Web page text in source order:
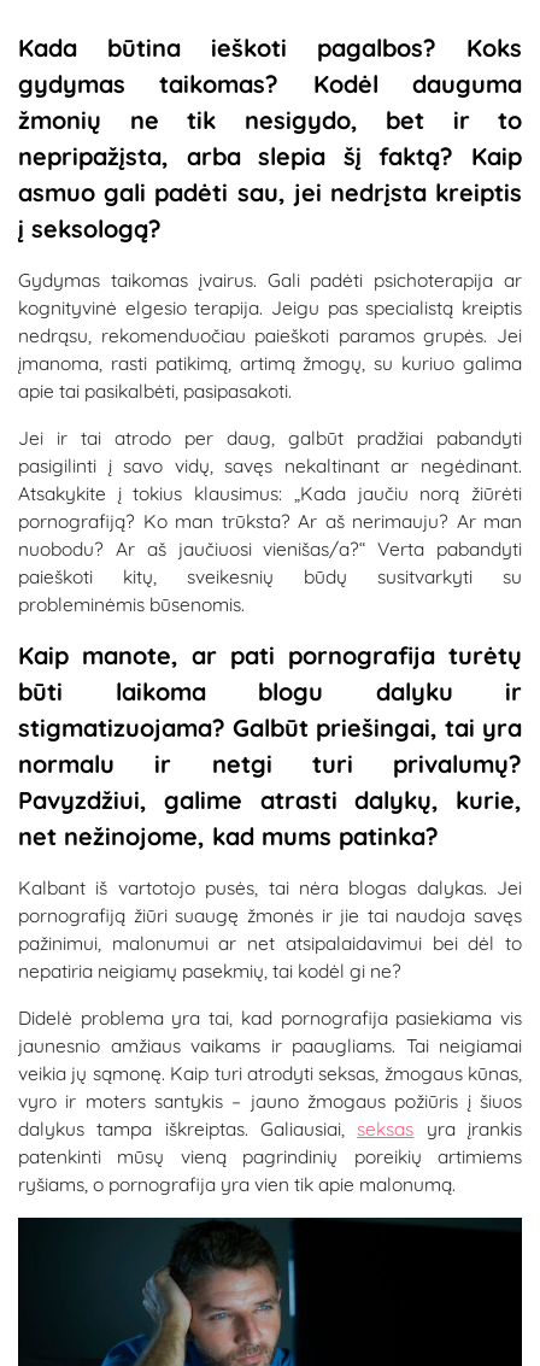
Kada būtina ieškoti pagalbos? Koks
gydymas taikomas? Kodėl dauguma
žmonių ne tik nesigydo, bet ir to
nepripažįsta, arba slepia šį faktą? Kaip
asmuo gali padėti sau, jei nedrįsta kreiptis
į seksologą?
Gydymas taikomas įvairus. Gali padėti psichoterapija ar
kognityvinė elgesio terapija. Jeigu pas specialistą kreiptis
nedrąsu, rekomenduočiau paieškoti paramos grupės. Jei
įmanoma, rasti patikimą, artimą žmogų, su kuriuo galima
apie tai pasikalbėti, pasipasakoti.
Jei ir tai atrodo per daug, galbūt pradžiai pabandyti
pasigilinti į savo vidų, savęs nekaltinant ar negėdinant.
Atsakykite į tokius klausimus: „Kada jaučiu norą žiūrėti
pornografiją? Ko man trūksta? Ar aš nerimauju? Ar man
nuobodu? Ar aš jaučiuosi vienišas/a?“ Verta pabandyti
paieškoti kitų, sveikesnių būdų susitvarkyti su
probleminėmis būsenomis.
Kaip manote, ar pati pornografija turėtų
būti laikoma blogu dalyku ir
stigmatizuojama? Galbūt priešingai, tai yra
normalu ir netgi turi privalumų?
Pavyzdžiui, galime atrasti dalykų, kurie,
net nežinojome, kad mums patinka?
Kalbant iš vartotojo pusės, tai nėra blogas dalykas. Jei
pornografiją žiūri suaugę žmonės ir jie tai naudoja savęs
pažinimui, malonumui ar net atsipalaidavimui bei dėl to
nepatiria neigiamų pasekmių, tai kodėl gi ne?
Didelė problema yra tai, kad pornografija pasiekiama vis
jaunesnio amžiaus vaikams ir paaugliams. Tai neigiamai
veikia jų sąmonę. Kaip turi atrodyti seksas, žmogaus kūnas,
vyro ir moters santykis – jauno žmogaus požiūris į šiuos
dalykus tampa iškreiptas. Galiausiai,seksas yra įrankis
patenkinti mūsų vieną pagrindinių poreikių artimiems
ryšiams, o pornografija yra vien tik apie malonumą.